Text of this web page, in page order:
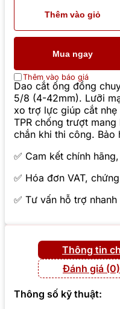
Thêm vào giỏ
Mua ngay
Thêm vào báo giá
Dao cắt ống đồng
5/8 (4-42mm). Lưỡi
xo trợ lực giúp cắt nhẹ
TPR chống trượt
chắn khi thi công. Bảo
✅ Cam kết chính
✅ Hóa đơn VAT,
✅ Tư vấn hỗ trợ nhanh
Thông tin
Đánh giá (0)
Thông số kỹ thuật: